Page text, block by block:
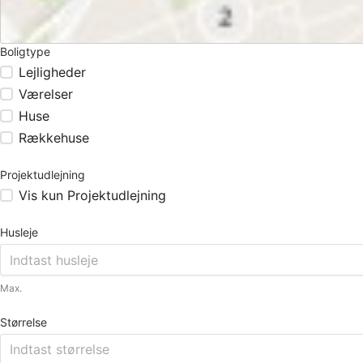
Boligtype
Lejligheder
Værelser
Huse
Rækkehuse
Projektudlejning
Vis kun Projektudlejning
Husleje
Max.
Størrelse